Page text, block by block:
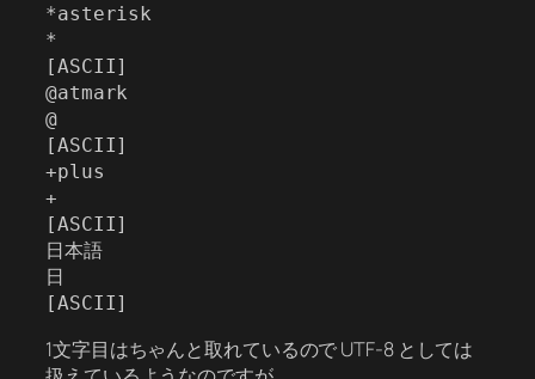
*asterisk
*
[ASCII]
@atmark
@
[ASCII]
+plus
+
[ASCII]
日本語
日
1文字目はちゃんと取れているので UTF-8 としては